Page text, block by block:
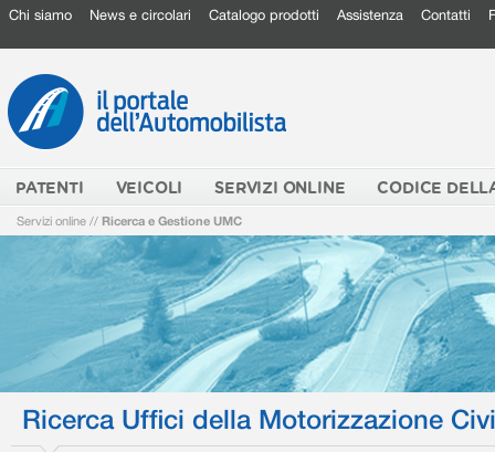
Chi siamo News e circolari Catalogo prodotti Assistenza Contatti
PATENTI VEICOLI SERVIZI ONLINE CODICE
Servizi online // Ricerca e Gestione UMC
Ricerca Uffici della Motorizzazione